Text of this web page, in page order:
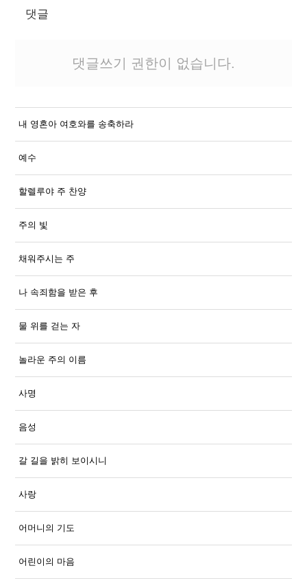
댓글
댓글쓰기 권한이 없습니다.
내 영혼아 여호와를 송축하라
예수
할렐루야 주 찬양
주의 빛
채워주시는 주
나 속죄함을 받은 후
물 위를 걷는 자
놀라운 주의 이름
사명
음성
갈 길을 밝히 보이시니
사랑
어머니의 기도
어린이의 마음